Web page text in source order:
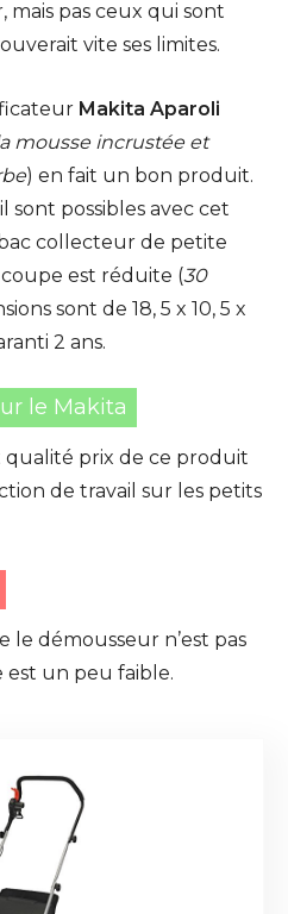
mais pas ceux qui sont
vite ses limites.
Makita Aparoli
mousse incrustée et
) en fait un bon produit.
sont possibles avec cet
collecteur de petite
est réduite (30
sont de 18, 5 x 10, 5 x
2 ans.
le Makita
prix de ce produit
de travail sur les petits
démousseur n’est pas
est un peu faible.